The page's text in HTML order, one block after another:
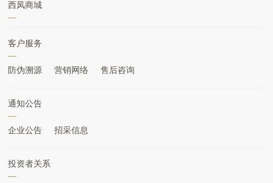
西凤商城
客户服务
防伪溯源 营销网络 售后咨询
通知公告
企业公告 招采信息
投资者关系